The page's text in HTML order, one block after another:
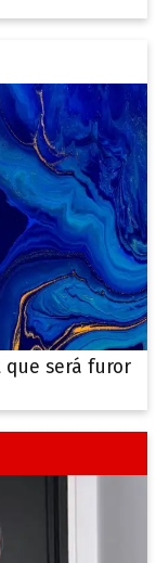
que será furor